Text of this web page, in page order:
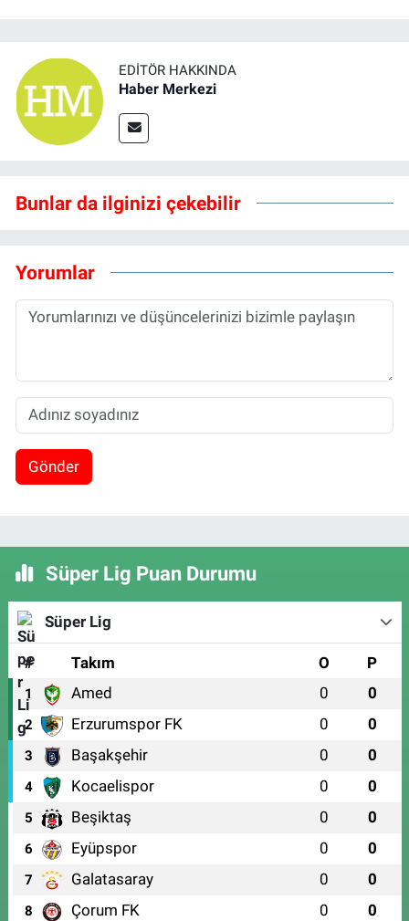
EDITÖR HAKKINDA
Haber Merkezi
Bunlar da ilginizi çekebilir
Yorumlar
Gönder
Süper Lig Puan Durumu
Süper Lig
# Takım O P
1 Amed 0 0
2 Erzurumspor FK 0 0
3 Başakşehir 0 0
4 Kocaelispor 0 0
5 Beşiktaş 0 0
6 Eyüpspor 0 0
7 Galatasaray 0 0
8 Çorum FK 0 0